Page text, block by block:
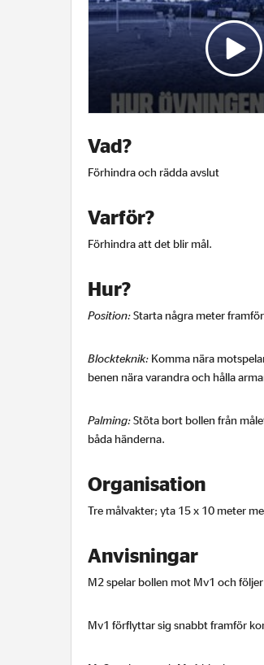
av
övningen
Vad?
Förhindra och rädda avslut
Varför?
Förhindra att det blir mål.
Hur?
Position: Starta några meter framför
Blockteknik: Komma nära
benen nära varandra och hålla
Palming: Stöta bort bollen från
båda händerna.
Organisation
Tre målvakter; yta 15 x 10 meter
Anvisningar
M2 spelar bollen mot Mv1 och följer
Mv1 förflyttar sig snabbt framför